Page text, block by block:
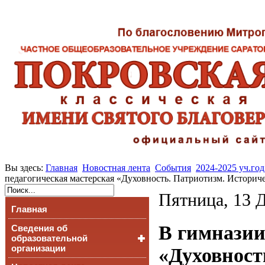
Вы здесь: Главная Новостная лента События 2024-2025 уч.год
педагогическая мастерская «Духовность. Патриотизм.
Главная
Сведения об
образовательной
организации
Пятница, 13
В